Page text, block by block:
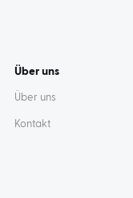
Über uns
Über uns
Kontakt